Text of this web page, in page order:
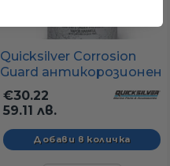
Quicksilver Corrosion
Guard антикорозионен
спрей
€30.22
59.11 лв.